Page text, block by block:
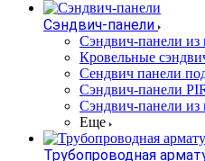
Сэндвич-панели
Cэндвич-панели
Кровельные
Сендвич панели
Сэндвич-панели
Сэндвич-панели из
Еще
Трубопроводная